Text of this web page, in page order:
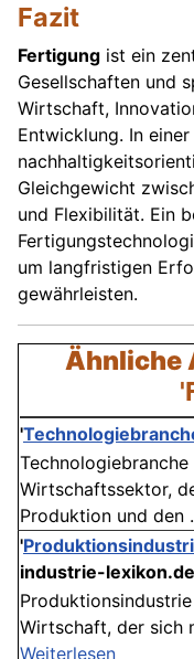
Fazit
Fertigung ist ein
Gesellschaften und
Wirtschaft,
Entwicklung. In
Gleichgewicht
und Flexibilität. Ein
um langfristigen
gewährleisten.
Ähnliche
'
Wirtschaftssektor,
Produktion und den
'
industrie-lexikon.de
Wirtschaft, der sich
Weiterlesen